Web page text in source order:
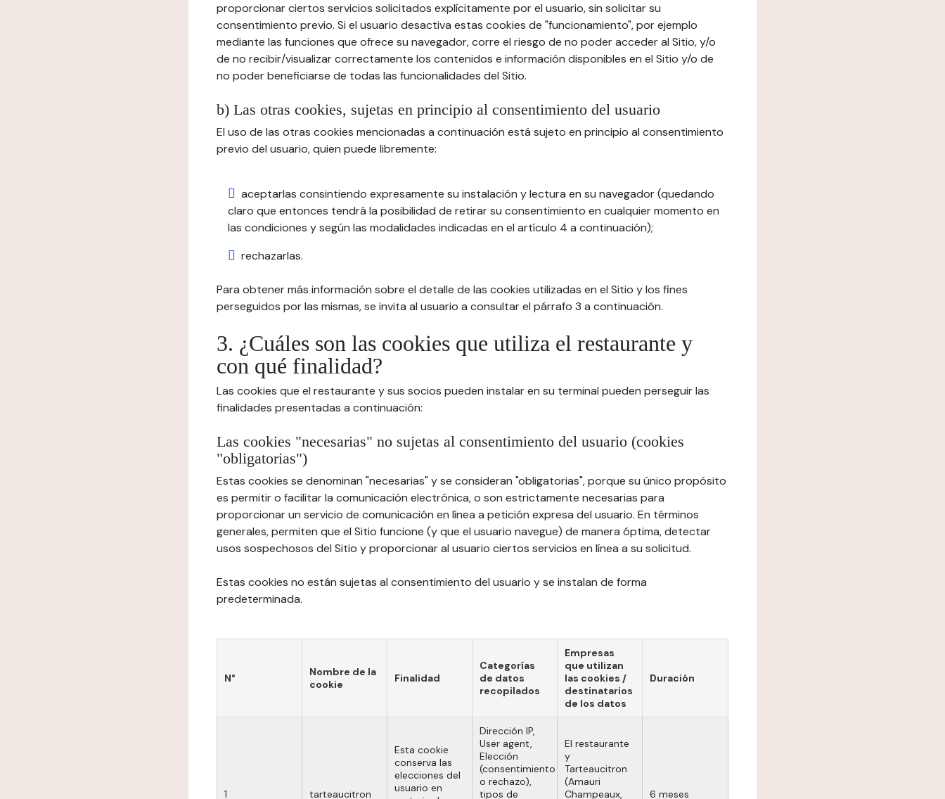
proporcionar ciertos servicios solicitados explícitamente por el usuario, sin solicitar su
consentimiento previo. Si el usuario desactiva estas cookies de "funcionamiento", por ejemplo
mediante las funciones que ofrece su navegador, corre el riesgo de no poder acceder al Sitio, y/o
de no recibir/visualizar correctamente los contenidos e información disponibles en el Sitio y/o de
no poder beneficiarse de todas las funcionalidades del Sitio.
b) Las otras cookies, sujetas en principio al consentimiento del usuario
El uso de las otras cookies mencionadas a continuación está sujeto en principio al consentimiento
previo del usuario, quien puede libremente:
aceptarlas consintiendo expresamente su instalación y lectura en su navegador (quedando
claro que entonces tendrá la posibilidad de retirar su consentimiento en cualquier momento en
las condiciones y según las modalidades indicadas en el artículo 4 a continuación);
rechazarlas.
Para obtener más información sobre el detalle de las cookies utilizadas en el Sitio y los fines
perseguidos por las mismas, se invita al usuario a consultar el párrafo 3 a continuación.
3. ¿Cuáles son las cookies que utiliza el restaurante y
con qué finalidad?
Las cookies que el restaurante y sus socios pueden instalar en su terminal pueden perseguir las
finalidades presentadas a continuación:
Las cookies "necesarias" no sujetas al consentimiento del usuario (cookies
"obligatorias")
Estas cookies se denominan "necesarias" y se consideran "obligatorias", porque su único propósito
es permitir o facilitar la comunicación electrónica, o son estrictamente necesarias para
proporcionar un servicio de comunicación en línea a petición expresa del usuario. En términos
generales, permiten que el Sitio funcione (y que el usuario navegue) de manera óptima, detectar
usos sospechosos del Sitio y proporcionar al usuario ciertos servicios en línea a su solicitud.
Estas cookies no están sujetas al consentimiento del usuario y se instalan de forma
predeterminada.
N°
Nombre de la
cookie
Finalidad
Categorías
de datos
recopilados
Empresas
que utilizan
las cookies /
destinatarios
de los datos
Duración
1 tarteaucitron
Esta cookie
conserva las
elecciones del
usuario en
Dirección IP,
User agent,
Elección
(consentimiento
o rechazo),
tipos de
El restaurante
y
Tarteaucitron
(Amauri
Champeaux,
6 meses